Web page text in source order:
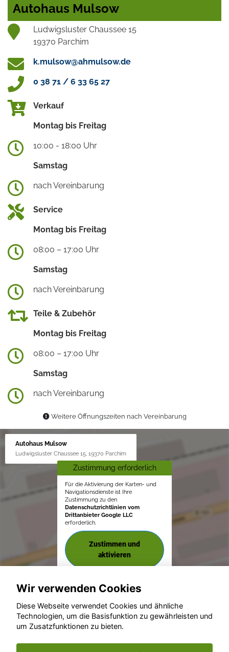
Autohaus Mulsow
Ludwigsluster Chaussee 15
19370 Parchim
k.mulsow@ahmulsow.de
0 38 71 / 6 33 65 27
Verkauf
Montag bis Freitag
10:00 - 18:00 Uhr
Samstag
nach Vereinbarung
Service
Montag bis Freitag
08:00 – 17:00 Uhr
Samstag
nach Vereinbarung
Teile & Zubehör
Montag bis Freitag
08:00 – 17:00 Uhr
Samstag
nach Vereinbarung
Weitere Öffnungszeiten nach Vereinbarung
Autohaus Mulsow
Ludwigsluster Chaussee 15, 19370 Parchim
Zustimmung erforderlich
Für die Aktivierung der Karten- und
Navigationsdienste ist Ihre
Zustimmung zu den
Datenschutzrichtlinien vom
Drittanbieter Google LLC
erforderlich.
Zustimmen und
aktivieren
© konjunkturmotor.de GmbH 2020 - 2026
Wir verwenden Cookies
Diese Webseite verwendet Cookies und ähnliche
Technologien, um die Basisfunktion zu gewährleisten und
um Zusatzfunktionen zu bieten.